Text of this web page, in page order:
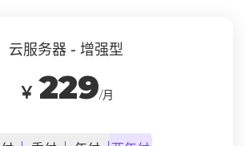
云服务器 - 增强型
￥ 229/月